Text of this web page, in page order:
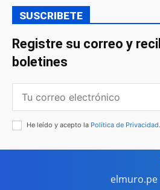
SUSCRIBETE
Registre su correo y
boletines
He leído y acepto la Política de Privacidad.
elmuro.pe